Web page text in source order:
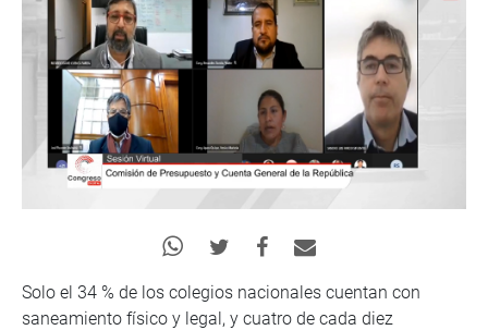
Solo el 34 % de los colegios nacionales cuentan con
saneamiento físico y legal, y cuatro de cada diez